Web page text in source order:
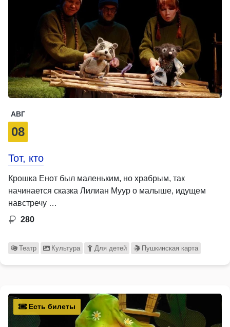
АВГ
08
Тот, кто
Крошка Енот был маленьким, но храбрым, так
начинается сказка Лилиан Муур о малыше, идущем
навстречу …
280
Театр Культура Для детей Пушкинская карта
Есть билеты